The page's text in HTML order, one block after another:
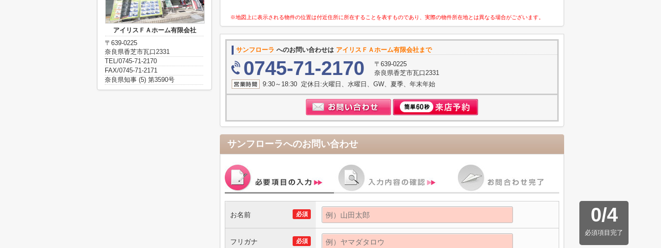
※地図上に表示される物件の位置は付近住所に所在することを表すものであり、実際の物件所在地とは異なる場合がございます。
サンフローラ へのお問い合わせは アイリスＦＡホーム有限会社まで
0745-71-2170
〒639-0225
奈良県香芝市瓦口2331
9:30～18:30 定休日:火曜日、水曜日、GW、夏季、年末年始
サンフローラへのお問い合わせ
0/4
必須項目完了
必須
お名前
必須
フリガナ
アイリスＦＡホーム有限会社
〒639-0225
奈良県香芝市瓦口2331
TEL/0745-71-2170
FAX/0745-71-2171
奈良県知事 (5) 第3590号